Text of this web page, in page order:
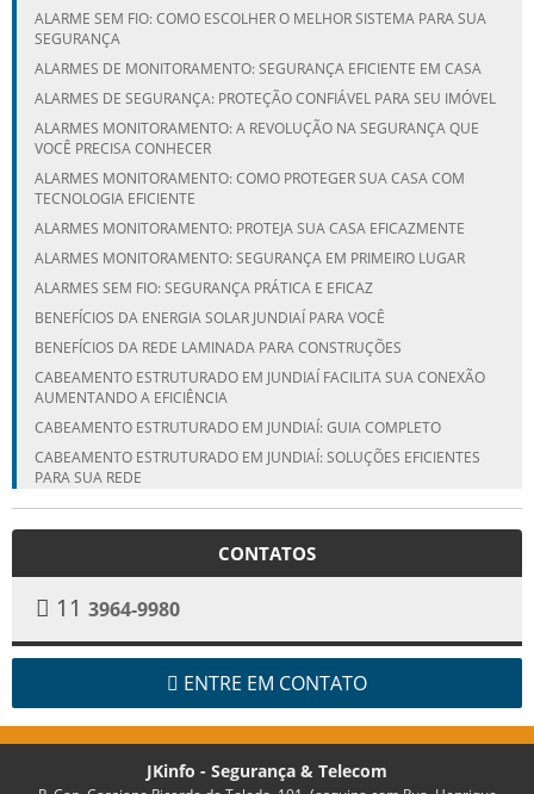
ALARME SEM FIO: COMO ESCOLHER O MELHOR SISTEMA PARA SUA
SEGURANÇA
ALARMES DE MONITORAMENTO: SEGURANÇA EFICIENTE EM CASA
ALARMES DE SEGURANÇA: PROTEÇÃO CONFIÁVEL PARA SEU IMÓVEL
ALARMES MONITORAMENTO: A REVOLUÇÃO NA SEGURANÇA QUE
VOCÊ PRECISA CONHECER
ALARMES MONITORAMENTO: COMO PROTEGER SUA CASA COM
TECNOLOGIA EFICIENTE
ALARMES MONITORAMENTO: PROTEJA SUA CASA EFICAZMENTE
ALARMES MONITORAMENTO: SEGURANÇA EM PRIMEIRO LUGAR
ALARMES SEM FIO: SEGURANÇA PRÁTICA E EFICAZ
BENEFÍCIOS DA ENERGIA SOLAR JUNDIAÍ PARA VOCÊ
BENEFÍCIOS DA REDE LAMINADA PARA CONSTRUÇÕES
CABEAMENTO ESTRUTURADO EM JUNDIAÍ FACILITA SUA CONEXÃO
AUMENTANDO A EFICIÊNCIA
CABEAMENTO ESTRUTURADO EM JUNDIAÍ: GUIA COMPLETO
CABEAMENTO ESTRUTURADO EM JUNDIAÍ: SOLUÇÕES EFICIENTES
PARA SUA REDE
CÂMERAS DE SEGURANÇA: TRANSFORME SUA PROTEÇÃO COM
VENDA E INSTALAÇÃO ESPECIALIZADA
COMO ESCOLHER A MELHOR EMPRESA DE REDE LAMINADA EM
CAMPINAS
COMO ESCOLHER A MELHOR EMPRESA DE REDE LAMINADA EM
COMO ESCOLHER A MELHOR EMPRESA DE REDE LAMINADA EM
JUNDIAÍ PARA SUAS NECESSIDADES
COMO ESCOLHER A MELHOR REDE LAMINADA CORTANTE EM JUNDIAÍ
COMO ESCOLHER O ALARME DE SEGURANÇA IDEAL PARA SEU
CONTATOS
11 3964-9980
ENTRE EM CONTATO
JKinfo - Segurança & Telecom